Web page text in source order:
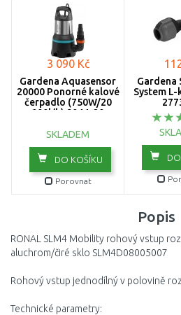
3 090 Kč
Gardena Aquasensor
20000 Ponorné kalové
čerpadlo (750W/20
000l/h) 9044-20
SKLADEM
DO KOŠÍKU
Porovnat
Gardena
System L-
Popis
RONAL SLM4 Mobility rohový vstup
aluchrom/čiré sklo SLM4D08005007
Rohový vstup jednodílný v polovině
Technické parametry: